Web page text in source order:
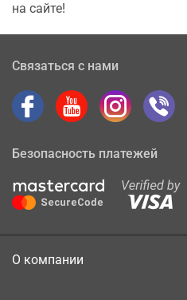
на сайте!
Связаться с нами
Безопасность платежей
О компании